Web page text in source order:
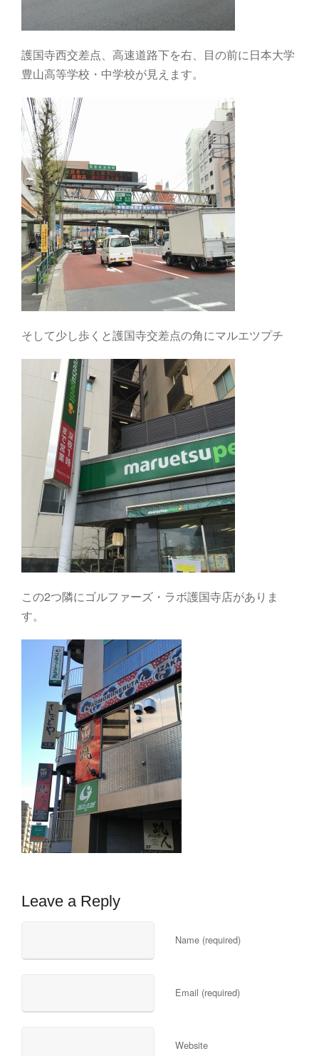
護国寺西交差点、高速道路下を右、目の前に日本大学
豊山高等学校・中学校が見えます。
そして少し歩くと護国寺交差点の角にマルエツプチ
この2つ隣にゴルファーズ・ラボ護国寺店がありま
す。
Leave a Reply
Name (required)
Email (required)
Website